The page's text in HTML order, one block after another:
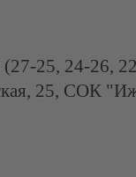
(27-25, 24-26,
25, СОК